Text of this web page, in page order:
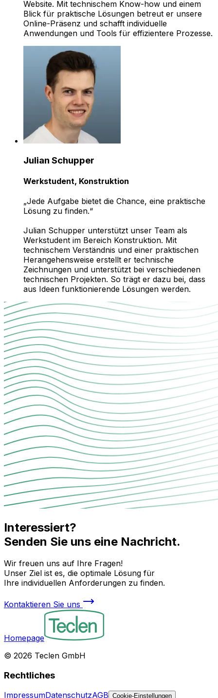
Website. Mit technischem Know-how und einem
Blick für praktische Lösungen betreut er unsere
Online-Präsenz und schafft individuelle
Anwendungen und Tools für effizientere Prozesse.
Julian Schupper
Werkstudent, Konstruktion
„Jede Aufgabe bietet die Chance, eine praktische
Lösung zu finden.“
Julian Schupper unterstützt unser Team als
Werkstudent im Bereich Konstruktion. Mit
technischem Verständnis und einer praktischen
Herangehensweise erstellt er technische
Zeichnungen und unterstützt bei verschiedenen
technischen Projekten. So trägt er dazu bei, dass
aus Ideen funktionierende Lösungen werden.
Interessiert?
Senden Sie uns eine Nachricht.
Wir freuen uns auf Ihre Fragen!
Unser Ziel ist es, die optimale Lösung für
Ihre individuellen Anforderungen zu finden.
Kontaktieren Sie uns
Homepage
© 2026 Teclen GmbH
Rechtliches
ImpressumDatenschutzAGB Cookie-Einstellungen